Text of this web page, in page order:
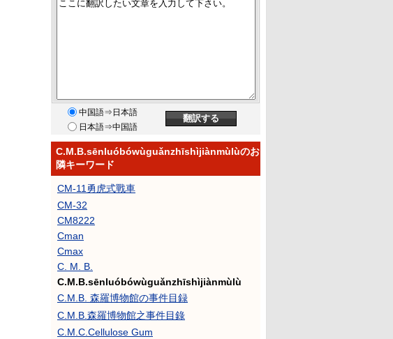
中国語⇒日本語
日本語⇒中国語
C.M.B.sēnluóbówùguǎnzhīshìjiànmùlùのお
隣キーワード
CM-11勇虎式戰車
CM-32
CM8222
Cman
Cmax
C. M. B.
C.M.B.sēnluóbówùguǎnzhīshìjiànmùlù
C.M.B. 森羅博物館の事件目録
C.M.B.森羅博物館之事件目錄
C.M.C.Cellulose Gum